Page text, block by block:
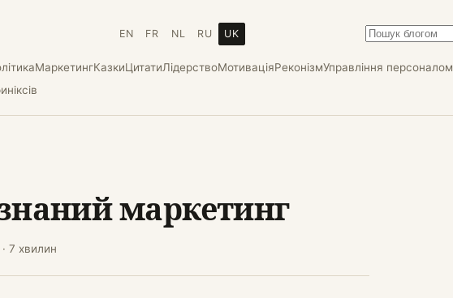
EN FR NL RU UK
МаркетингКазкиЦитатиЛідерствоМотиваціяРеконізмУправління персоналом
маркетинг
· 7 хвилин